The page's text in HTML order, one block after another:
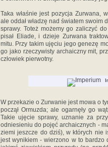
Taka właśnie jest pozycja Zurwana,
ale oddał władzę nad światem swoim
sprawy. Toteż możemy go zaliczyć
pisał Eliade, i dzieje Zurwana
mitu. Przy takim ujęciu jego genezę
go jako rzeczywisty archaiczny mit,
człowiek pierwotny.
W przekazie o Zurwanie jest mowa o
począł Ormuzda; ale ogarnęły go
Takie ujęcie sprawy, uznanie za
odniesieniu do pojęć archaicznych -
ziemi jeszcze do dziś), w których nie
jest wynikiem - wierzono w to bardzo